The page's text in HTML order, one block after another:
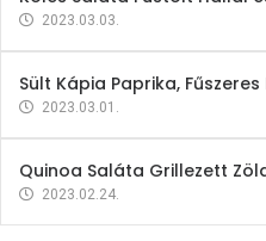
2023.03.03.
Sült Kápia Paprika,
2023.03.01.
Quinoa Saláta Grillezett
2023.02.24.
Gyógynövények